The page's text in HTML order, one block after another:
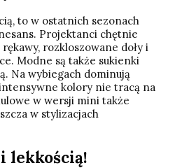
to w ostatnich sezonach
Projektanci chętnie
rozkloszowane doły i
Modne są także sukienki
Na wybiegach dominują
kolory nie tracą na
w wersji mini także
w stylizacjach
lekkością!